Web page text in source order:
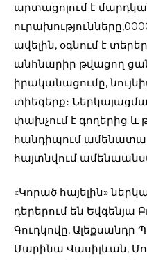
արտացոլում է
ավելին, օգնում է
անհնարիր թվացող
իրականացումը,
տիեզերք։
փախչում է գողերից և
հանդիպում
հայտնվում
«Կորած հայելին»
դերերում են Եվգենյա
Գուդկովը, Ալեքսանդր
Մարինա Վասիլևան,